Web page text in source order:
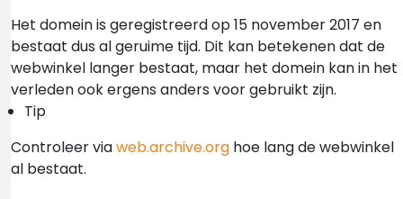
Het domein is geregistreerd op 15 november 2017 en
bestaat dus al geruime tijd. Dit kan betekenen dat de
webwinkel langer bestaat, maar het domein kan in het
verleden ook ergens anders voor gebruikt zijn.
Tip
Controleer viaweb.archive.org hoe lang de webwinkel
al bestaat.